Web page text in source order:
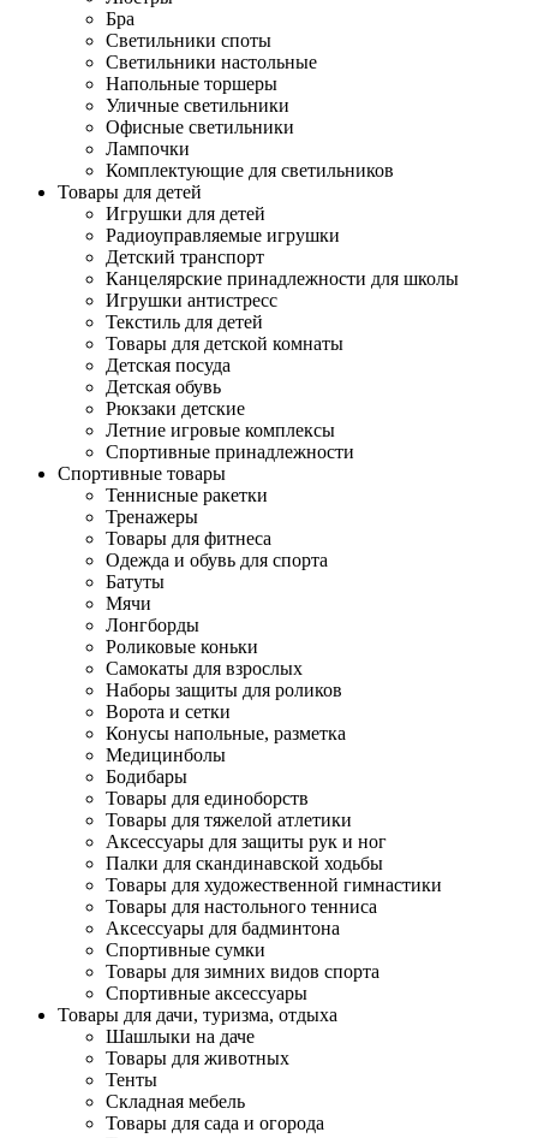
Бра
Светильники споты
Светильники настольные
Напольные торшеры
Уличные светильники
Офисные светильники
Лампочки
Комплектующие для светильников
Товары для детей
Игрушки для детей
Радиоуправляемые игрушки
Детский транспорт
Канцелярские принадлежности для школы
Игрушки антистресс
Текстиль для детей
Товары для детской комнаты
Детская посуда
Детская обувь
Рюкзаки детские
Летние игровые комплексы
Спортивные принадлежности
Спортивные товары
Теннисные ракетки
Тренажеры
Товары для фитнеса
Одежда и обувь для спорта
Батуты
Мячи
Лонгборды
Роликовые коньки
Самокаты для взрослых
Наборы защиты для роликов
Ворота и сетки
Конусы напольные, разметка
Медицинболы
Бодибары
Товары для единоборств
Товары для тяжелой атлетики
Аксессуары для защиты рук и ног
Палки для скандинавской ходьбы
Товары для художественной гимнастики
Товары для настольного тенниса
Аксессуары для бадминтона
Спортивные сумки
Товары для зимних видов спорта
Спортивные аксессуары
Товары для дачи, туризма, отдыха
Шашлыки на даче
Товары для животных
Тенты
Складная мебель
Товары для сада и огорода